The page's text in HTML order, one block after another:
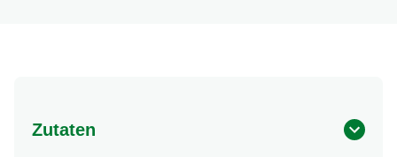
Zutaten